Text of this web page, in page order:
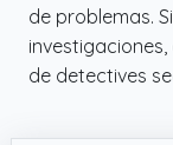
de problemas.
de detectives